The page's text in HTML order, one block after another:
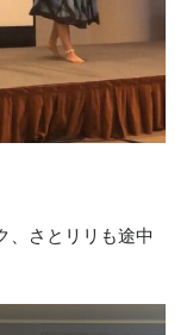
、さとリリも途中